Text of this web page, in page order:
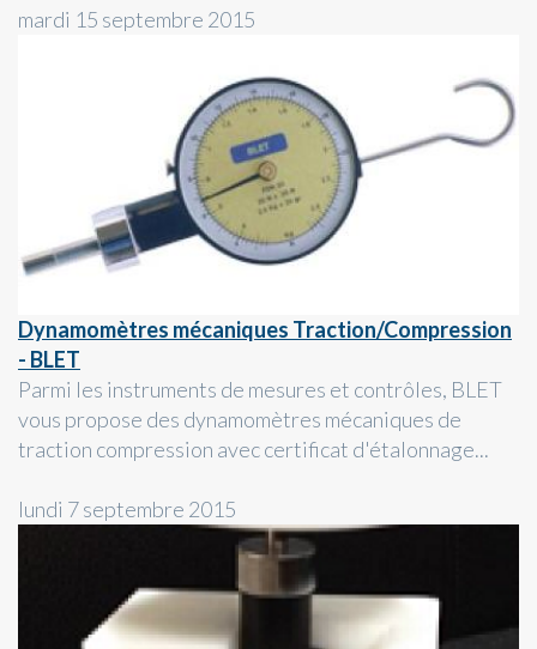
mardi 15 septembre 2015
Dynamomètres mécaniques Traction/Compression
- BLET
Parmi les instruments de mesures et contrôles, BLET
vous propose des dynamomètres mécaniques de
traction compression avec certificat d'étalonnage...
lundi 7 septembre 2015